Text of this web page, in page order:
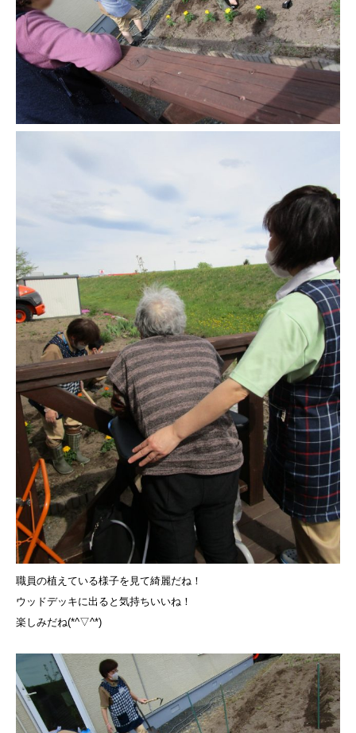
職員の植えている様子を見て綺麗だね！
ウッドデッキに出ると気持ちいいね！
楽しみだね(*^▽^*)